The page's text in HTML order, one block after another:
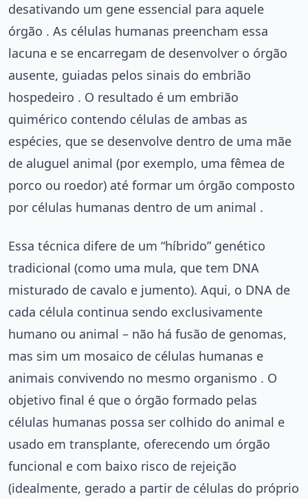
desativando um gene essencial para aquele
órgão . As células humanas preencham essa
lacuna e se encarregam de desenvolver o órgão
ausente, guiadas pelos sinais do embrião
hospedeiro . O resultado é um embrião
quimérico contendo células de ambas as
espécies, que se desenvolve dentro de uma mãe
de aluguel animal (por exemplo, uma fêmea de
porco ou roedor) até formar um órgão composto
por células humanas dentro de um animal .
Essa técnica difere de um “híbrido” genético
tradicional (como uma mula, que tem DNA
misturado de cavalo e jumento). Aqui, o DNA de
cada célula continua sendo exclusivamente
humano ou animal – não há fusão de genomas,
mas sim um mosaico de células humanas e
animais convivendo no mesmo organismo . O
objetivo final é que o órgão formado pelas
células humanas possa ser colhido do animal e
usado em transplante, oferecendo um órgão
funcional e com baixo risco de rejeição
(idealmente, gerado a partir de células do próprio